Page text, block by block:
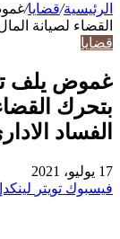
الرئيسية/قضايا/
القضاء لصيانة
قضايا
غموض يلف
بتحرك
الفساد
17 يوليو، 2021
فيسبوك تويتر